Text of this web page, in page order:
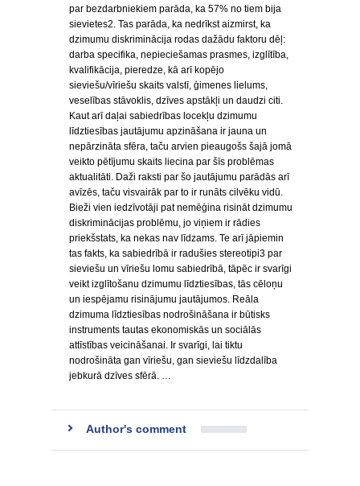
par bezdarbniekiem parāda, ka 57% no tiem bija
sievietes2. Tas parāda, ka nedrīkst aizmirst, ka
dzimumu diskriminācija rodas dažādu faktoru dēļ:
darba specifika, nepieciešamas prasmes, izglītība,
kvalifikācija, pieredze, kā arī kopējo
sieviešu/vīriešu skaits valstī, ģimenes lielums,
veselības stāvoklis, dzīves apstākļi un daudzi citi.
Kaut arī daļai sabiedrības locekļu dzimumu
līdztiesības jautājumu apzināšana ir jauna un
nepārzināta sfēra, taču arvien pieaugošs šajā jomā
veikto pētījumu skaits liecina par šīs problēmas
aktualitāti. Daži raksti par šo jautājumu parādās arī
avīzēs, taču visvairāk par to ir runāts cilvēku vidū.
Bieži vien iedzīvotāji pat nemēģina risināt dzimumu
diskriminācijas problēmu, jo viņiem ir rādies
priekšstats, ka nekas nav līdzams. Te arī jāpiemin
tas fakts, ka sabiedrībā ir radušies stereotipi3 par
sieviešu un vīriešu lomu sabiedrībā, tāpēc ir svarīgi
veikt izglītošanu dzimumu līdztiesības, tās cēloņu
un iespējamu risinājumu jautājumos. Reāla
dzimuma līdztiesības nodrošināšana ir būtisks
instruments tautas ekonomiskās un sociālās
attīstības veicināšanai. Ir svarīgi, lai tiktu
nodrošināta gan vīriešu, gan sieviešu līdzdalība
jebkurā dzīves sfērā. …
Author's comment